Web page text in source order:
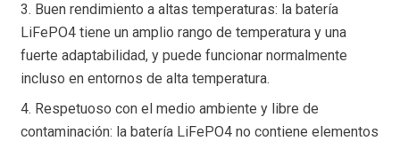
3. Buen rendimiento a altas temperaturas: la batería
LiFePO4 tiene un amplio rango de temperatura y una
fuerte adaptabilidad, y puede funcionar normalmente
incluso en entornos de alta temperatura.
4. Respetuoso con el medio ambiente y libre de
contaminación: la batería LiFePO4 no contiene elementos